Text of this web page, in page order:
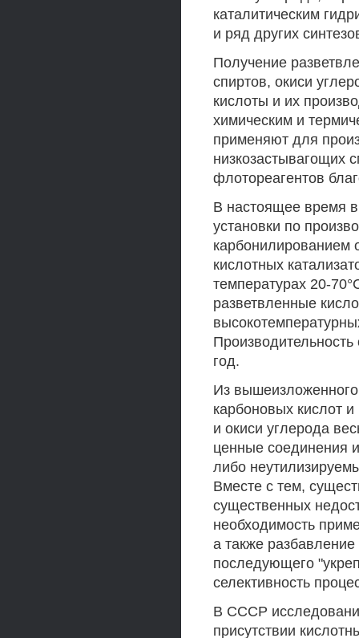
каталитическим
и ряд других
Получение
спиртов, окиси
кислоты и их
химическим и
применяют для
низкозастывагощих
флотореагентов
В настоящее время
установки по
карбонилированием
кислотных
температурах 20-
разветвленные
Производительность
год.
Из вышеизложенного
карбоновых кислот
и окиси углерода
ценные соединения
либо
Вместе с тем,
существенных
необходимость
а также
последующего
селективность
В СССР
присутствии